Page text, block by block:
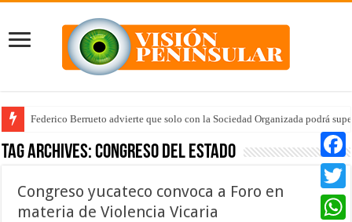
Federico Berrueto advierte que solo con la Sociedad Organizada podrá
Arrancan la tercera etapa de Médico 24/7
Tag Archives:congreso del estado
Congreso yucateco convoca a Foro en
materia de Violencia Vicaria
Twitter